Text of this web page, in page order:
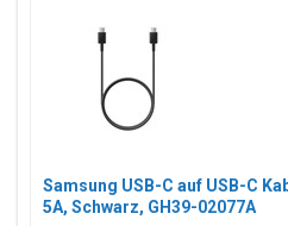
Samsung USB-C auf USB-C
5A, Schwarz, GH39-02077A